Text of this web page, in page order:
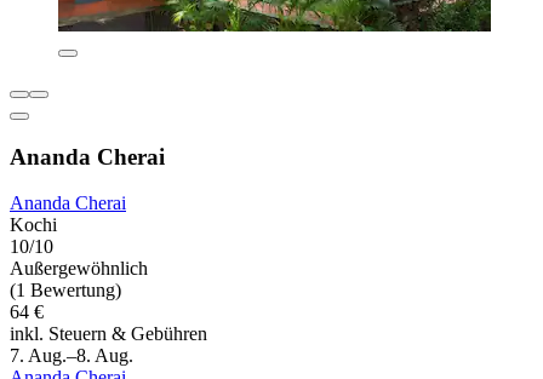
Ananda Cherai
Ananda Cherai
Kochi
10/10
Außergewöhnlich
(1 Bewertung)
64 €
inkl. Steuern & Gebühren
7. Aug.–8. Aug.